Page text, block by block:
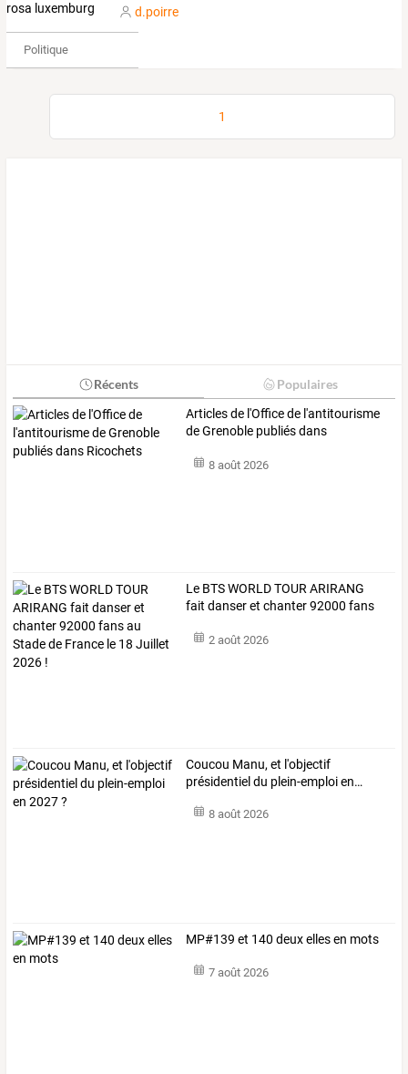
d.poirre
Politique
1
Récents Populaires
Articles de l'Office de l'antitourisme
de Grenoble publiés dans
8 août 2026
Le BTSWORLDTOURARIRANG
fait danseret chanter92000 fans
2 août 2026
Coucou Manu, et l'objectif
présidentiel du plein-emploien…
8 août 2026
MP#139 et 140 deux elles en mots
7 août 2026